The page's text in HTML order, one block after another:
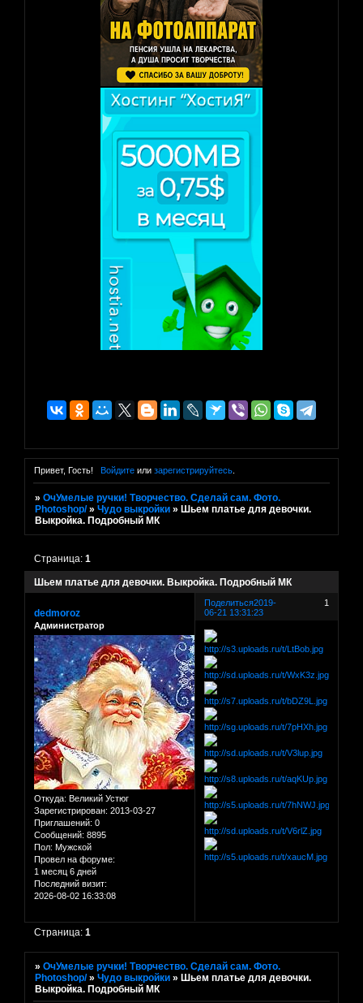
Привет, Гость! Войдитеили зарегистрируйтесь.
»ОчУмелые ручки! Творчество. Сделай сам. Фото.
Photoshop/ »Чудо выкройки » Шьем платье для девочки.
Выкройка. Подробный МК
Шьем платье для девочки. Выкройка. Подробный МК
Страница:1
Поделиться 1
2019-
06-21 13:31:23
dedmoroz
Администратор
Откуда: Великий Устюг
Зарегистрирован: 2013-03-27
Приглашений: 0
Сообщений: 8895
Пол: Мужской
Провел на форуме:
1 месяц 6 дней
Последний визит:
2026-08-02 16:33:08
Страница:1
»ОчУмелые ручки! Творчество. Сделай сам. Фото.
Photoshop/ »Чудо выкройки »Шьем платье для девочки.
Выкройка. Подробный МК